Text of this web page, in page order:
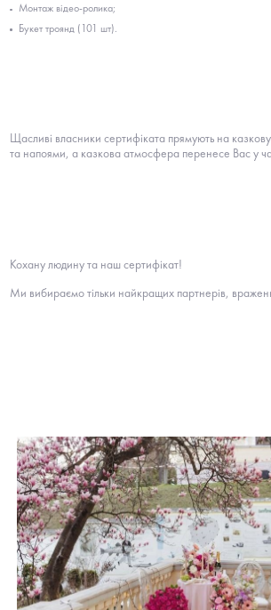
Монтаж відео-ролика;
Букет троянд (101 шт).
Щасливі власники сертифіката прямують на
та напоями, а казкова атмосфера перенесе Вас у
Кохану людину та наш сертифікат!
Ми вибираємо тільки найкращих партнерів,